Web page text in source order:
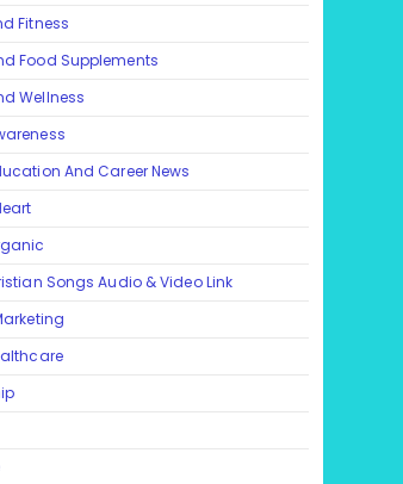
Fitness
Food Supplements
Wellness
And Career News
Songs Audio & Video Link